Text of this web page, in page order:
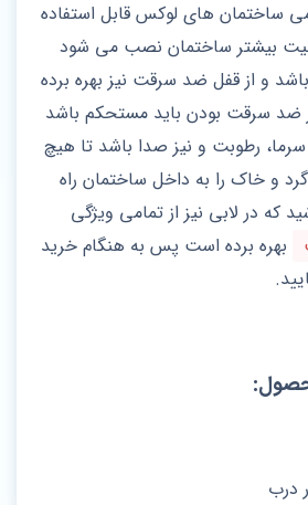
ساختمان های لوکس قابل استفاده
بیشتر ساختمان نصب می شود
و از قفل ضد سرقت نیز بهره برده
ضد سرقت بودن باید مستحکم باشد
سرما، رطوبت و نیز صدا باشد تا هیچ
و خاک را به داخل ساختمان راه
که در لابی نیز از تمامی ویژگی
بهره برده است پس به هنگام خرید
درب